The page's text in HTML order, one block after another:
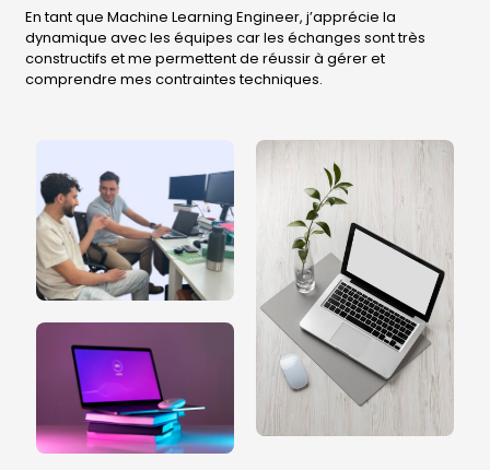
En tant que Machine Learning Engineer, j’apprécie la
dynamique avec les équipes car les échanges sont très
constructifs et me permettent de réussir à gérer et
comprendre mes contraintes techniques.